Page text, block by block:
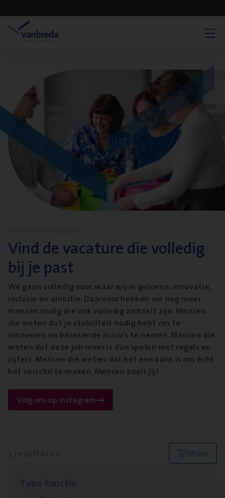
Vind de vacature die volledig
bij je past
We gaan volledig voor waar wij in geloven: innovatie,
inclusie en ambitie. Daarvoor hebben we nog meer
mensen nodig die ook volledig zichzelf zijn. Mensen
die weten dat je stabiliteit nodig hebt om te
innoveren en berekende risico’s te nemen. Mensen die
weten dat deze job meer is dan spelen met regels en
cijfers. Mensen die weten dat het een kans is om écht
het verschil te maken. Mensen zoals jij?
Volg ons op instagram
Filters